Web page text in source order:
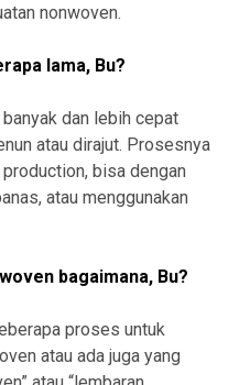
nonwoven.
lama, Bu?
dan lebih cepat
atau dirajut. Prosesnya
bisa dengan
atau menggunakan
bagaimana, Bu?
proses untuk
atau ada juga yang